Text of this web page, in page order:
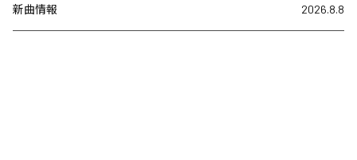
新曲情報 2026.8.8